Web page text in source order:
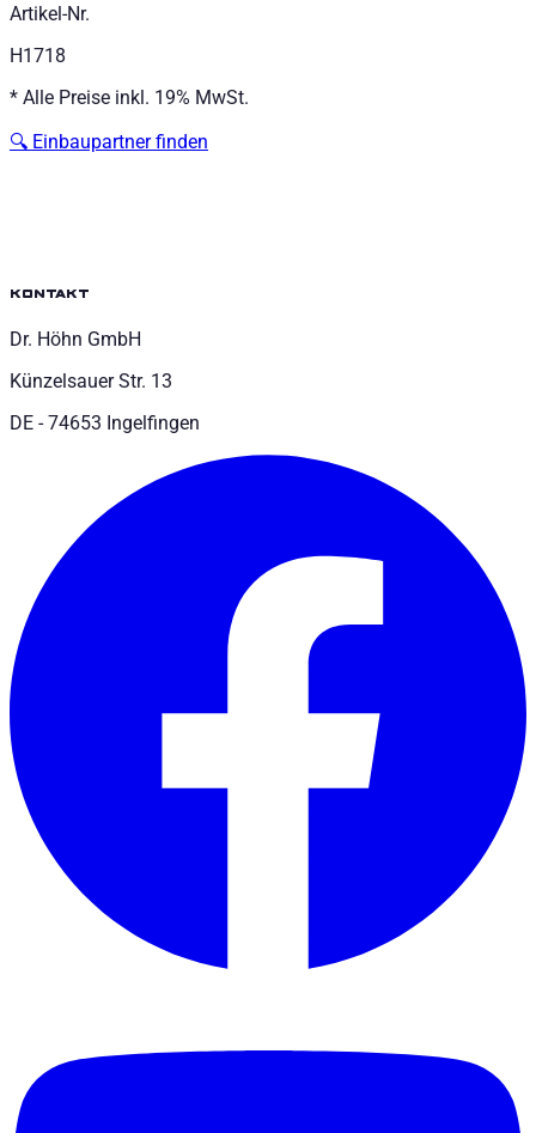
Artikel-Nr.
H1718
* Alle Preise inkl. 19% MwSt.
🔍 Einbaupartner finden
kontakt
Dr. Höhn GmbH
Künzelsauer Str. 13
DE - 74653 Ingelfingen